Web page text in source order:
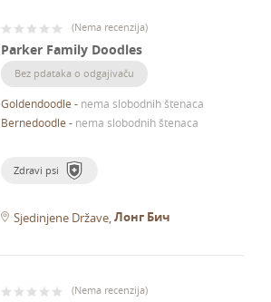
(Nema recenzija)
Parker Family Doodles
Bez pdataka o odgajivaču
Goldendoodle - nema slobodnih štenaca
Bernedoodle - nema slobodnih štenaca
Zdravi psi
Sjedinjene Države Лонг Бич
(Nema recenzija)